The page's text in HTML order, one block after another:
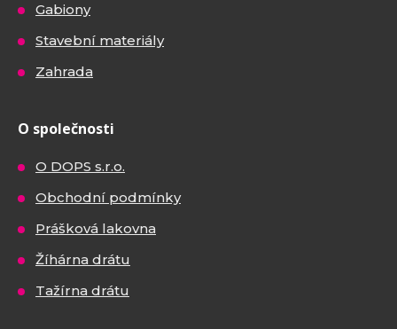
Gabiony
Stavební materiály
Zahrada
O společnosti
O DOPS s.r.o.
Obchodní podmínky
Prášková lakovna
Žíhárna drátu
Tažírna drátu